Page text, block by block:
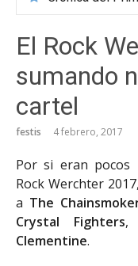
El Rock
sumando
cartel
festis 4 febrero, 2017
Por si eran pocos
Rock Werchter
a The
Crystal Fighters,
Clementine.